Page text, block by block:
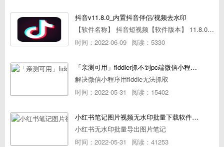
抖音v11.8.0_内置抖音伴侣/视频去水印
【软件名称】 抖音短视频【软件版本】 11.8.0【软件大小】 83.74M【是否Root】不需要【测试机型】PCML10 [oppo Reno Ace]【文字介绍】 抖音短视频app是一款很有意思娱
时间：2022-06-09 阅读：5330
「亲测可用」fiddler抓不到pc端微信小程序包解决方案
解决微信小程序用fiddle无法抓取
时间：2022-05-31
阅读：15402
小红书笔记图片视频无水印批量下载软件使用教程
小红书无水印批量导出图片笔记
时间：2022-05-31
阅读：41253